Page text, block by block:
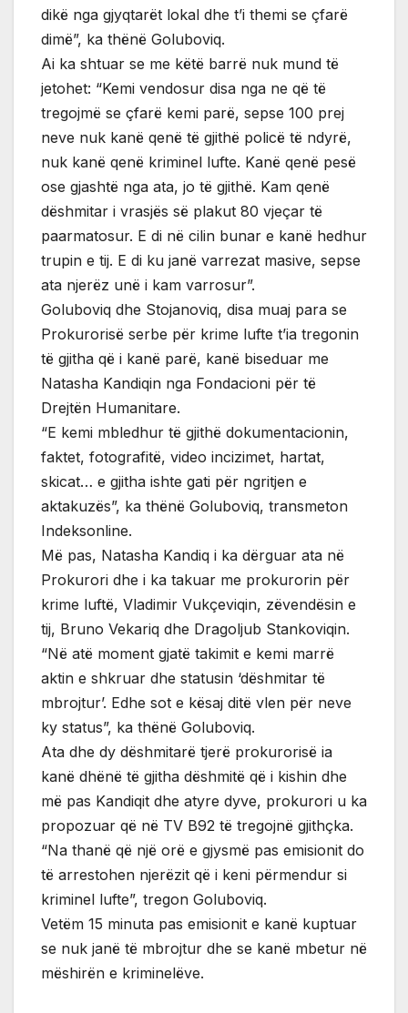
dikë nga gjyqtarët lokal dhe t’i themi se çfarë
dimë”, ka thënë Goluboviq.
Ai ka shtuar se me këtë barrë nuk mund të
jetohet: “Kemi vendosur disa nga ne që të
tregojmë se çfarë kemi parë, sepse 100 prej
neve nuk kanë qenë të gjithë policë të ndyrë,
nuk kanë qenë kriminel lufte. Kanë qenë pesë
ose gjashtë nga ata, jo të gjithë. Kam qenë
dëshmitar i vrasjës së plakut 80 vjeçar të
paarmatosur. E di në cilin bunar e kanë hedhur
trupin e tij. E di ku janë varrezat masive, sepse
ata njerëz unë i kam varrosur”.
Goluboviq dhe Stojanoviq, disa muaj para se
Prokurorisë serbe për krime lufte t’ia tregonin
të gjitha që i kanë parë, kanë biseduar me
Natasha Kandiqin nga Fondacioni për të
Drejtën Humanitare.
“E kemi mbledhur të gjithë dokumentacionin,
faktet, fotografitë, video incizimet, hartat,
skicat… e gjitha ishte gati për ngritjen e
aktakuzës”, ka thënë Goluboviq, transmeton
Indeksonline.
Më pas, Natasha Kandiq i ka dërguar ata në
Prokurori dhe i ka takuar me prokurorin për
krime luftë, Vladimir Vukçeviqin, zëvendësin e
tij, Bruno Vekariq dhe Dragoljub Stankoviqin.
“Në atë moment gjatë takimit e kemi marrë
aktin e shkruar dhe statusin ‘dëshmitar të
mbrojtur’. Edhe sot e kësaj ditë vlen për neve
ky status”, ka thënë Goluboviq.
Ata dhe dy dëshmitarë tjerë prokurorisë ia
kanë dhënë të gjitha dëshmitë që i kishin dhe
më pas Kandiqit dhe atyre dyve, prokurori u ka
propozuar që në TV B92 të tregojnë gjithçka.
“Na thanë që një orë e gjysmë pas emisionit do
të arrestohen njerëzit që i keni përmendur si
kriminel lufte”, tregon Goluboviq.
Vetëm 15 minuta pas emisionit e kanë kuptuar
se nuk janë të mbrojtur dhe se kanë mbetur në
mëshirën e kriminelëve.